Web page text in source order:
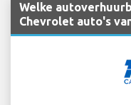
Welke
Chevrolet auto's